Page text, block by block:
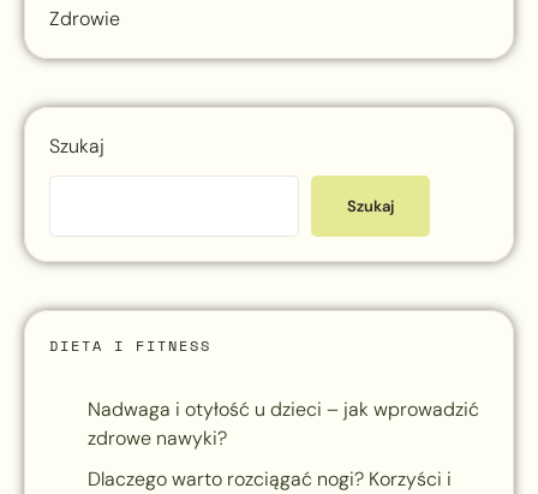
Zdrowie
Szukaj
Szukaj
DIETA I FITNESS
Nadwaga i otyłość u dzieci – jak wprowadzić
zdrowe nawyki?
Dlaczego warto rozciągać nogi? Korzyści i